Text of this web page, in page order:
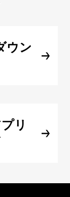
ウン
リ